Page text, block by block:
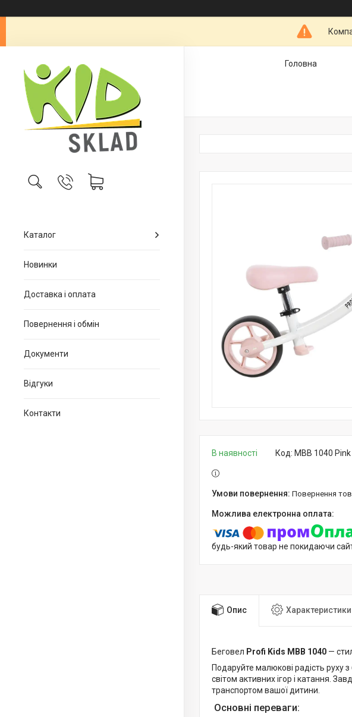
Каталог
Новинки
Доставка і оплата
Повернення і обмін
Документи
Відгуки
Контакти
Головна
В наявності Код: MBB 1040 Pink
повернення
будь-який товар не покидаючи
Опис Характеристики
Беговел Profi Kids MBB 1040 —
Подаруйте малюкові радість руху з
світом активних ігор і катання.
транспортом вашої дитини.
Основні переваги: